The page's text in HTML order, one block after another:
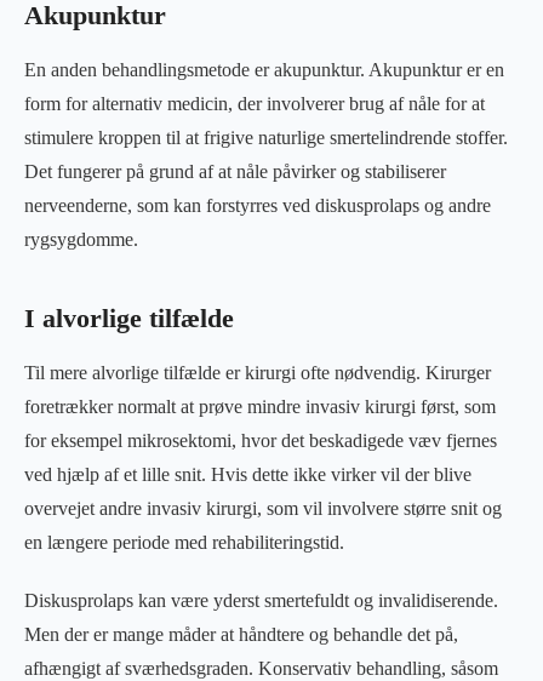
Akupunktur
En anden behandlingsmetode er akupunktur. Akupunktur er en
form for alternativ medicin, der involverer brug af nåle for at
stimulere kroppen til at frigive naturlige smertelindrende stoffer.
Det fungerer på grund af at nåle påvirker og stabiliserer
nerveenderne, som kan forstyrres ved diskusprolaps og andre
rygsygdomme.
I alvorlige tilfælde
Til mere alvorlige tilfælde er kirurgi ofte nødvendig. Kirurger
foretrækker normalt at prøve mindre invasiv kirurgi først, som
for eksempel mikrosektomi, hvor det beskadigede væv fjernes
ved hjælp af et lille snit. Hvis dette ikke virker vil der blive
overvejet andre invasiv kirurgi, som vil involvere større snit og
en længere periode med rehabiliteringstid.
Diskusprolaps kan være yderst smertefuldt og invalidiserende.
Men der er mange måder at håndtere og behandle det på,
afhængigt af sværhedsgraden. Konservativ behandling, såsom